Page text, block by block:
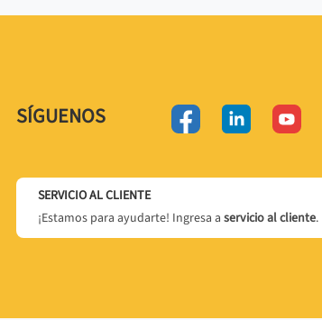
SÍGUENOS
SERVICIO AL CLIENTE
¡Estamos para ayudarte! Ingresa a servicio al cliente.